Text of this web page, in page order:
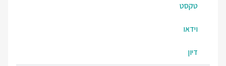
טקסט
וידאו
דיון